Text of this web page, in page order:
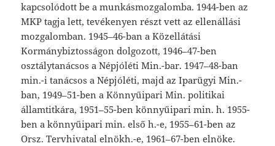
kapcsolódott be a munkásmozgalomba. 1944-ben az
MKP tagja lett, tevékenyen részt vett az ellenállási
mozgalomban. 1945–46-ban a Közellátási
Kormánybiztosságon dolgozott, 1946–47-ben
osztálytanácsos a Népjóléti Min.-bar. 1947–48-ban
min.-i tanácsos a Népjóléti, majd az Iparügyi Min.-
ban, 1949–51-ben a Könnyűipari Min. politikai
államtitkára, 1951–55-ben könnyűipari min. h. 1955-
ben a könnyűipari min. első h.-e, 1955–61-ben az
Orsz. Tervhivatal elnökh.-e, 1961–67-ben elnöke.